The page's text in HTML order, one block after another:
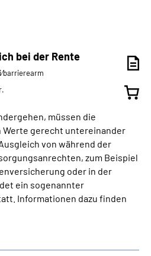
bei der Rente
müssen die
gerecht untereinander
von während der
zum Beispiel
oder in der
ein sogenannter
Informationen dazu finden